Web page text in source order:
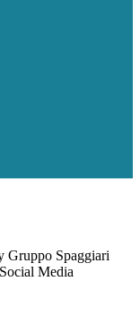
Gruppo Spaggiari
Media